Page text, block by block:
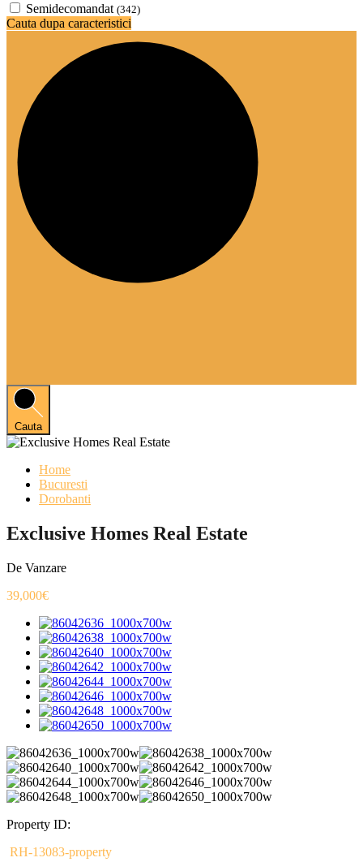
Semidecomandat (342)
Cauta dupa caracteristici
Cauta
Home
Bucuresti
Dorobanti
Exclusive Homes Real Estate
De Vanzare
39,000€
Property ID:
RH-13083-property